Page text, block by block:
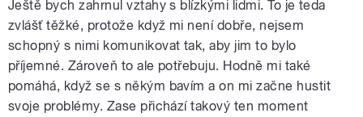
Ještě bych zahrnul vztahy s blízkými lidmi. To je teda
zvlášť těžké, protože když mi není dobře, nejsem
schopný s nimi komunikovat tak, aby jim to bylo
příjemné. Zároveň to ale potřebuju. Hodně mi také
pomáhá, když se s někým bavím a on mi začne hustit
svoje problémy. Zase přichází takový ten moment